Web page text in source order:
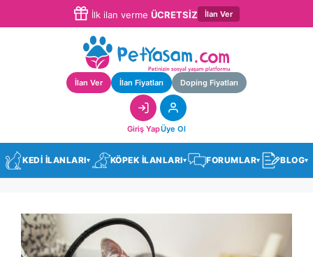
İlk ilan verme ÜCRETSİZ İlan Ver
İlan Ver İlan Fiyatları Doping Fiyatları
Giriş YapÜye Ol
KEDİ İLANLARI▾ KÖPEK İLANLARI▾ FORUMLAR▾ BLOG▾